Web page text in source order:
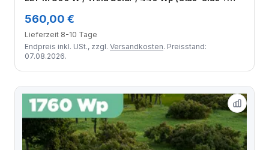
Module
560,00 €
Lieferzeit 8-10 Tage
Endpreis inkl. USt., zzgl. Versandkosten. Preisstand:
07.08.2026.